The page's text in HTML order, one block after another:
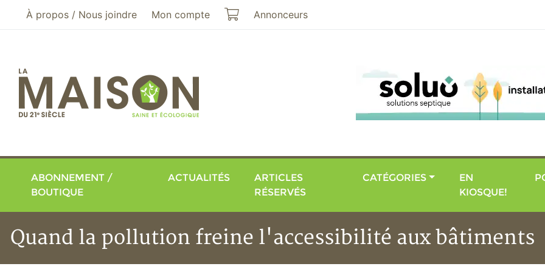
Aller au menu principal
Aller au contenu principal
À propos / Nous joindre Mon compte Mon panier
Annonceurs
ABONNEMENT /
BOUTIQUE
ACTUALITÉS
ARTICLES
RÉSERVÉS
CATÉGORIES
EN
KIOSQUE!
Quand la pollution freine l'accessibilité aux bâtiments